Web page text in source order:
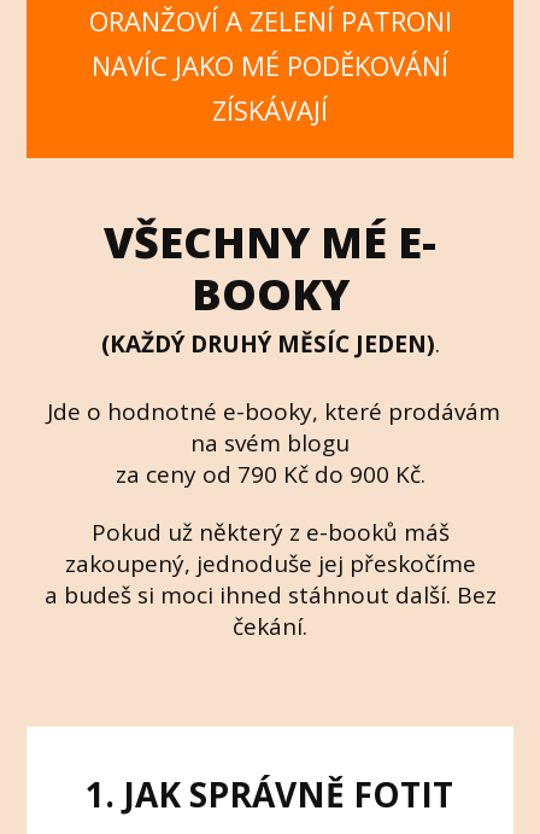
ORANŽOVÍ A ZELENÍ PATRONI
NAVÍC JAKO MÉ PODĚKOVÁNÍ
ZÍSKÁVAJÍ
VŠECHNY MÉ E-
BOOKY
(KAŽDÝ DRUHÝ MĚSÍC JEDEN).
Jde o hodnotné e-booky, které prodávám
na svém blogu
za ceny od 790 Kč do 900 Kč.
Pokud už některý z e-booků máš
zakoupený, jednoduše jej přeskočíme
a budeš si moci ihned stáhnout další. Bez
čekání.
1. JAK SPRÁVNĚ FOTIT